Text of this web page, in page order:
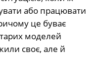
або працювати
це буває
моделей
своє, але й